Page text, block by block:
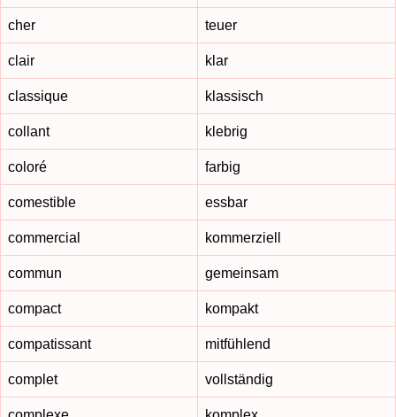
cher teuer
clair klar
classique klassisch
collant klebrig
coloré farbig
comestible essbar
commercial kommerziell
commun gemeinsam
compact kompakt
compatissant mitfühlend
complet vollständig